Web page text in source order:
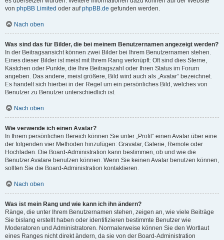
von phpBB Limited oder aufphpBB.de gefunden werden.
Nach oben
Was sind das für Bilder, die bei meinem Benutzernamen angezeigt werden?
In der Beitragsansicht können zwei Bilder bei Ihrem Benutzernamen stehen.
Eines dieser Bilder ist meist mit Ihrem Rang verknüpft: Oft sind dies Sterne,
Kästchen oder Punkte, die Ihre Beitragszahl oder Ihren Status im Forum
angeben. Das andere, meist größere, Bild wird auch als „Avatar“ bezeichnet.
Es handelt sich hierbei in der Regel um ein persönliches Bild, welches von
Benutzer zu Benutzer unterschiedlich ist.
Nach oben
Wie verwende ich einen Avatar?
In Ihrem persönlichen Bereich können Sie unter „Profil“ einen Avatar über eine
der folgenden vier Methoden hinzufügen: Gravatar, Galerie, Remote oder
Hochladen. Die Board-Administration kann bestimmen, ob und wie die
Benutzer Avatare benutzen können. Wenn Sie keinen Avatar benutzen können,
sollten Sie die Board-Administration kontaktieren.
Nach oben
Was ist mein Rang und wie kann ich ihn ändern?
Ränge, die unter Ihrem Benutzernamen stehen, zeigen an, wie viele Beiträge
Sie bislang erstellt haben oder identifizieren bestimmte Benutzer wie
Moderatoren und Administratoren. Normalerweise können Sie den Wortlaut
eines Ranges nicht direkt ändern, da sie von der Board-Administration